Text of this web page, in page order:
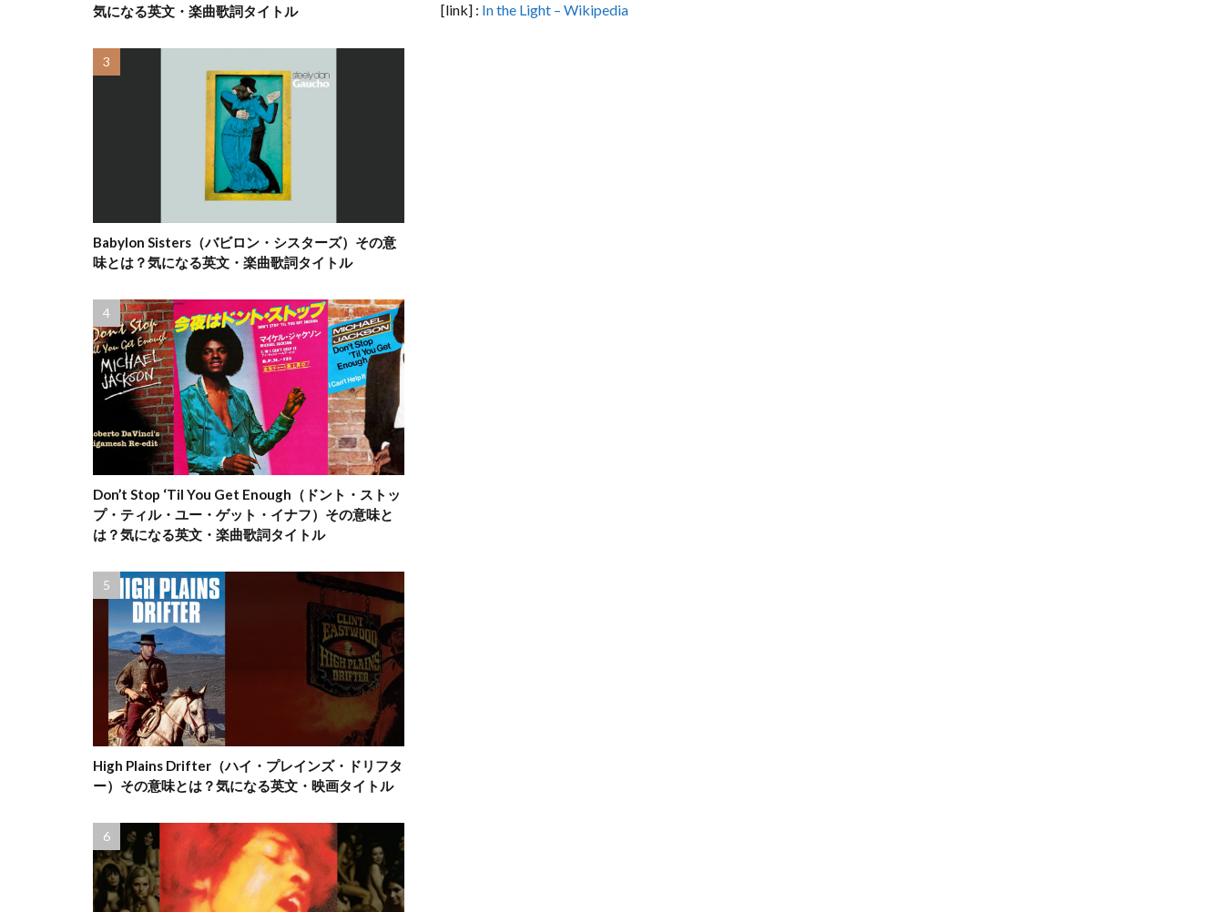
[link] : In the Light – Wikipedia
気になる英文・楽曲歌詞タイトル
Babylon Sisters（バビロン・シスターズ）その意
味とは？気になる英文・楽曲歌詞タイトル
Don’t Stop ‘Til You Get Enough（ドント・ストッ
プ・ティル・ユー・ゲット・イナフ）その意味と
は？気になる英文・楽曲歌詞タイトル
High Plains Drifter（ハイ・プレインズ・ドリフタ
ー）その意味とは？気になる英文・映画タイトル